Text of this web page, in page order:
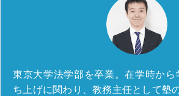
東京大学法学部を卒業。在学時から
ち上げに関わり、教務主任として塾